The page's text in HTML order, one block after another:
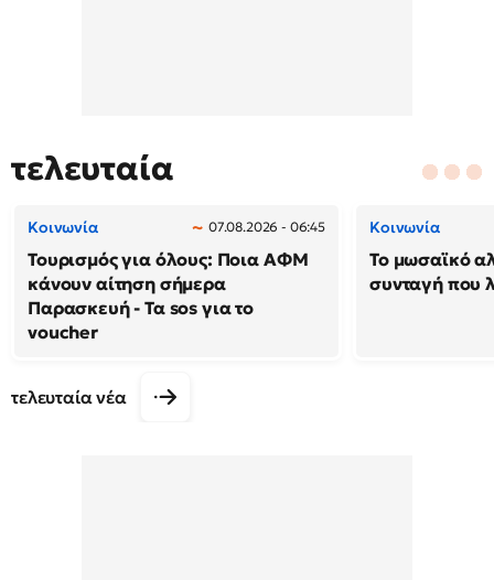
τελευταία
Κοινωνία 07.08.2026 - 06:45
Τουρισμός για όλους: Ποια ΑΦΜ
κάνουν αίτηση σήμερα
Παρασκευή - Τα sos για το
voucher
Κοινωνία
Το μωσαϊκό
συνταγή που
τελευταία νέα